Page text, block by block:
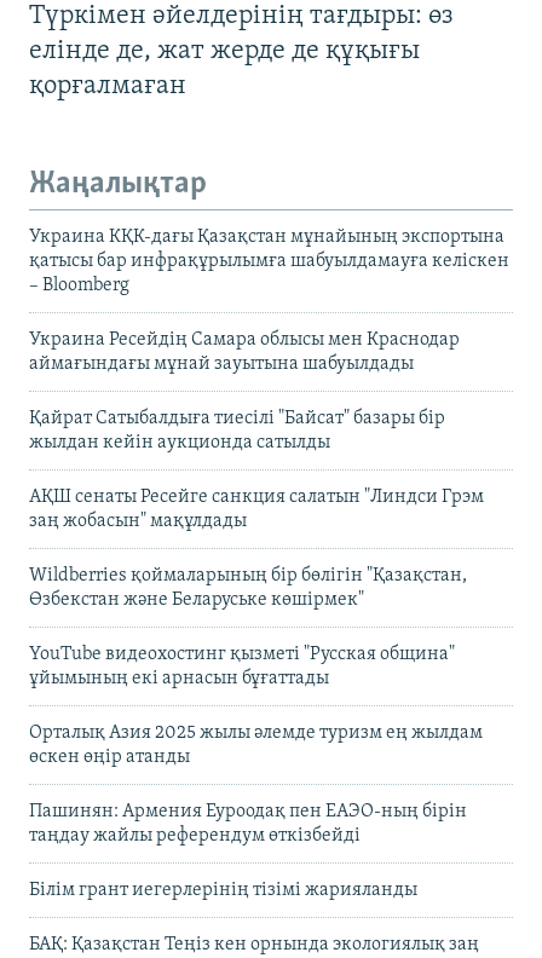
Түркімен әйелдерінің тағдыры: өз
елінде де, жат жерде де құқығы
қорғалмаған
Жаңалықтар
Украина КҚК-дағы Қазақстан мұнайының экспортына
қатысы бар инфрақұрылымға шабуылдамауға келіскен
– Bloomberg
Украина Ресейдің Самара облысы мен Краснодар
аймағындағы мұнай зауытына шабуылдады
Қайрат Сатыбалдыға тиесілі "Байсат" базары бір
жылдан кейін аукционда сатылды
АҚШ сенаты Ресейге санкция салатын "Линдси Грэм
заң жобасын" мақұлдады
Wildberries қоймаларының бір бөлігін "Қазақстан,
Өзбекстан және Беларуське көшірмек"
YouTube видеохостинг қызметі "Русская община"
ұйымының екі арнасын бұғаттады
Орталық Азия 2025 жылы әлемде туризм ең жылдам
өскен өңір атанды
Пашинян: Армения Еуроодақ пен ЕАЭО-ның бірін
таңдау жайлы референдум өткізбейді
Білім грант иегерлерінің тізімі жарияланды
БАҚ: Қазақстан Теңіз кен орнында экологиялық заң